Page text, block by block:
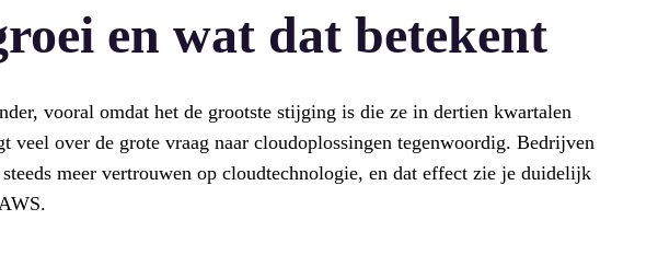
en wat dat betekent
vooral omdat het de grootste stijging is die ze in dertien kwartalen
veel over de grote vraag naar cloudoplossingen tegenwoordig. Bedrijven
meer vertrouwen op cloudtechnologie, en dat effect zie je duidelijk